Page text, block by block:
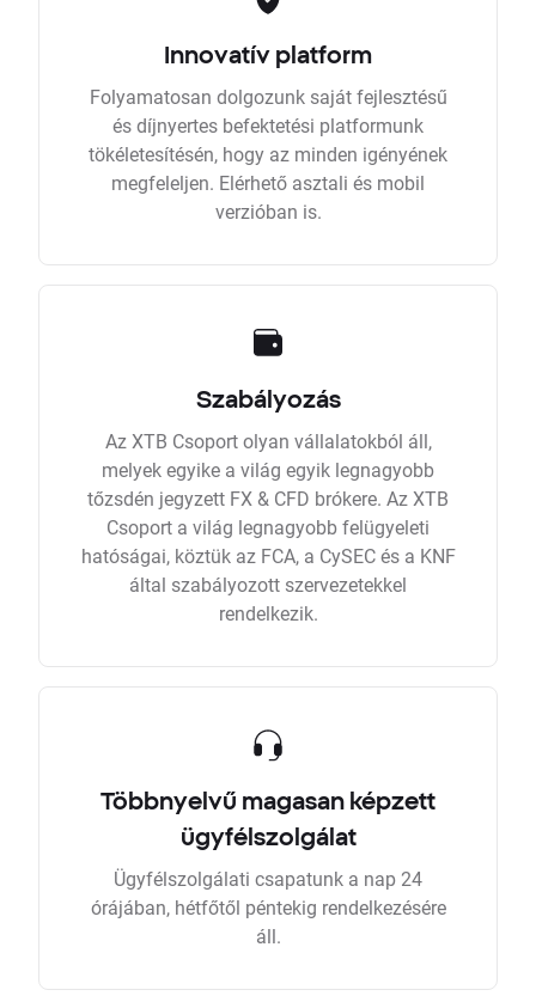
Innovatív platform
Folyamatosan dolgozunk saját fejlesztésű
és díjnyertes befektetési platformunk
tökéletesítésén, hogy az minden igényének
megfeleljen. Elérhető asztali és mobil
verzióban is.
Szabályozás
Az XTB Csoport olyan vállalatokból áll,
melyek egyike a világ egyik legnagyobb
tőzsdén jegyzett FX & CFD brókere. Az XTB
Csoport a világ legnagyobb felügyeleti
hatóságai, köztük az FCA, a CySEC és a KNF
által szabályozott szervezetekkel
rendelkezik.
Többnyelvű magasan képzett
ügyfélszolgálat
Ügyfélszolgálati csapatunk a nap 24
órájában, hétfőtől péntekig rendelkezésére
áll.